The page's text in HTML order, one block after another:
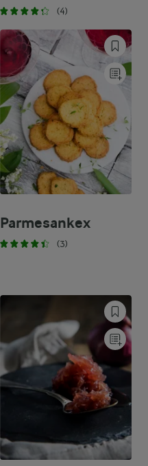
(4)
Parmesankex
(3)